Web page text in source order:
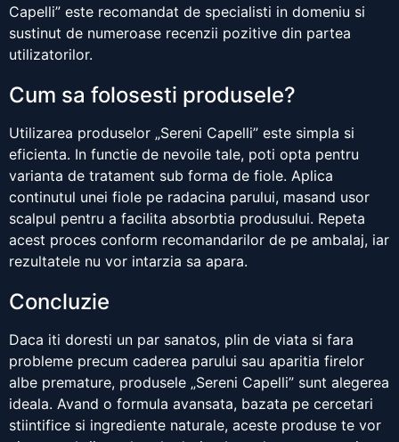
Capelli” este recomandat de specialisti in domeniu si
sustinut de numeroase recenzii pozitive din partea
utilizatorilor.
Cum sa folosesti produsele?
Utilizarea produselor „Sereni Capelli” este simpla si
eficienta. In functie de nevoile tale, poti opta pentru
varianta de tratament sub forma de fiole. Aplica
continutul unei fiole pe radacina parului, masand usor
scalpul pentru a facilita absorbtia produsului. Repeta
acest proces conform recomandarilor de pe ambalaj, iar
rezultatele nu vor intarzia sa apara.
Concluzie
Daca iti doresti un par sanatos, plin de viata si fara
probleme precum caderea parului sau aparitia firelor
albe premature, produsele „Sereni Capelli” sunt alegerea
ideala. Avand o formula avansata, bazata pe cercetari
stiintifice si ingrediente naturale, aceste produse te vor